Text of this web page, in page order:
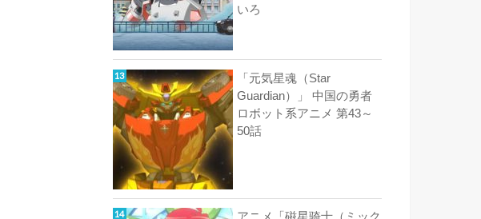
いろ
「元気星魂（Star
Guardian）」 中国の勇者
ロボット系アニメ 第43～
50話
アニメ「磁星骑士（ミック